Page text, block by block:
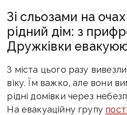
Зі сльозами на
рідний дім: з
Дружківки
З міста цього разу
віку. Їм важко, але вони
рідні домівки через
На евакуаційну групу